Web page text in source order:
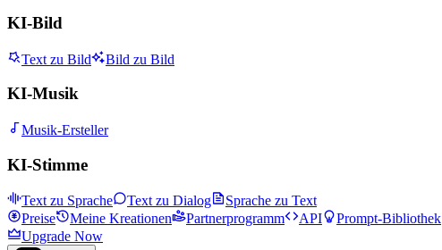
KI-Bild
Text zu Bild Bild zu Bild
KI-Musik
Musik-Ersteller
KI-Stimme
Text zu Sprache Text zu Dialog
Sprache zu Text
Preise
Meine Kreationen Partnerprogramm API
Prompt-Bibliothek
Upgrade Now